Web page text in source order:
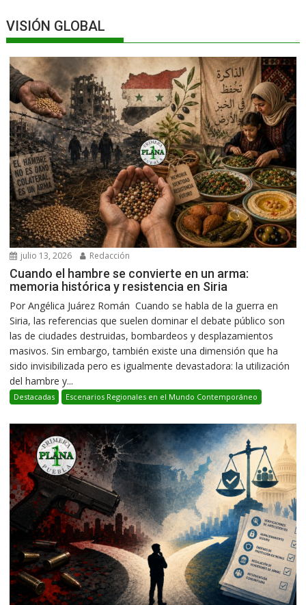
VISIÓN GLOBAL
julio 13, 2026 Redacción
Cuando el hambre se convierte en un arma:
memoria histórica y resistencia en Siria
Por Angélica Juárez Román Cuando se habla de la guerra en
Siria, las referencias que suelen dominar el debate público son
las de ciudades destruidas, bombardeos y desplazamientos
masivos. Sin embargo, también existe una dimensión que ha
sido invisibilizada pero es igualmente devastadora: la utilización
del hambre y...
Destacadas Escenarios Regionales en el Mundo Contemporáneo